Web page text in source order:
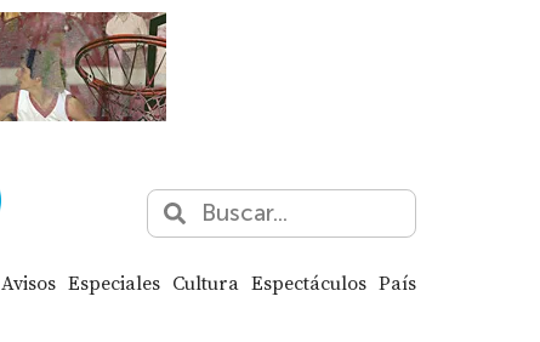
Avisos Especiales Cultura Espectáculos País